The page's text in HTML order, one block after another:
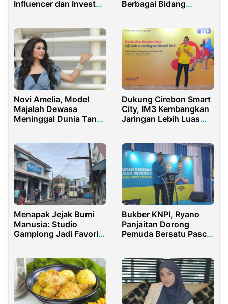
Influencer dan Investor
Berbagai Bidang
Novi Amelia, Model
Majalah Dewasa
Meninggal Dunia Tanpa
Dukung Cirebon Smart
City, IM3 Kembangkan
Jaringan Lebih Luas
Menapak Jejak Bumi
Manusia: Studio
Gamplong Jadi Favorit
Bukber KNPI, Ryano
Panjaitan Dorong
Pemuda Bersatu Pasca